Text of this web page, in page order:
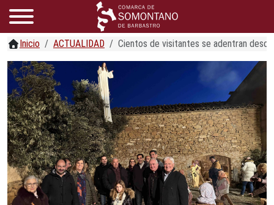
Inicio ACTUALIDAD Cientos de visitantes se adentran